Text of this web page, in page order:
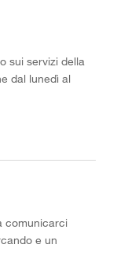
sui servizi della
dal lunedì al
comunicarci
e un